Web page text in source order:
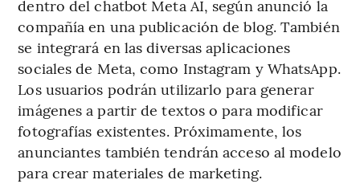
dentro del chatbot Meta AI, según anunció la
compañía en una publicación de blog. También
se integrará en las diversas aplicaciones
sociales de Meta, como Instagram y WhatsApp.
Los usuarios podrán utilizarlo para generar
imágenes a partir de textos o para modificar
fotografías existentes. Próximamente, los
anunciantes también tendrán acceso al modelo
para crear materiales de marketing.